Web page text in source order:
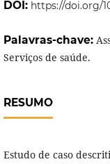
DOI: https://doi.org/
Palavras-chave:
Serviços de saúde.
RESUMO
Estudo de caso